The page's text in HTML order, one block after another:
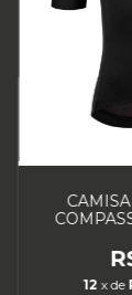
12 x de